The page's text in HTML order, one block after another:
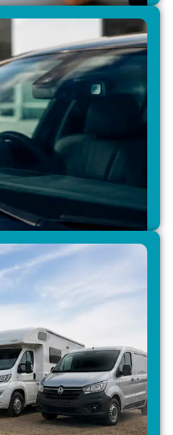
de frais
vous bénéficiez
sans avance de
pour la réparation
votre pare-brise.
camion ou engin
sur tous types de
et le remplacement